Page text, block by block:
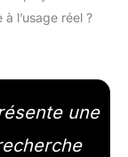
l’usage réel ?
une